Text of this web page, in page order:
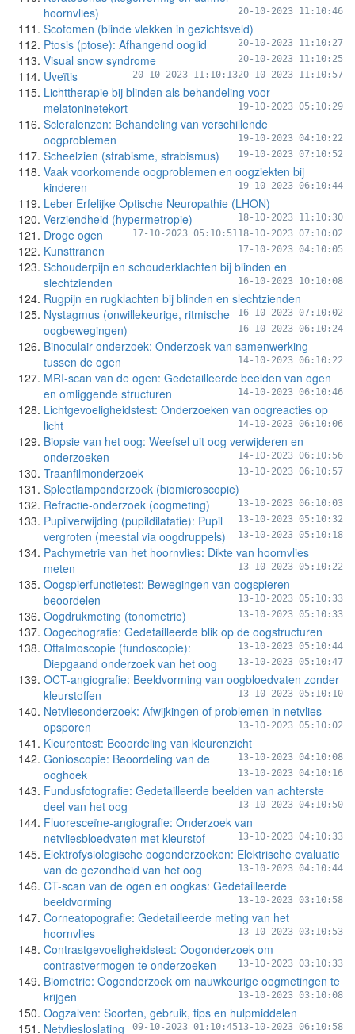
hoornvlies)
20-10-2023 11:10:46
Scotomen (blinde vlekken in gezichtsveld)
20-10-2023 11:10:27
Ptosis (ptose): Afhangend ooglid
20-10-2023 11:10:25
Visual snow syndrome
20-10-2023 11:10:57
Uveïtis 20-10-2023 11:10:13
Lichttherapie bij blinden als behandeling voor
melatoninetekort
19-10-2023 05:10:29
Scleralenzen: Behandeling van verschillende
oogproblemen
19-10-2023 04:10:22
Scheelzien (strabisme, strabismus) 19-10-2023 07:10:52
Vaak voorkomende oogproblemen en oogziekten bij
kinderen
19-10-2023 06:10:44
Leber Erfelijke Optische Neuropathie (LHON)
18-10-2023 11:10:30
Verziendheid (hypermetropie)
18-10-2023 07:10:02
Droge ogen 17-10-2023 05:10:51
Kunsttranen 17-10-2023 04:10:05
Schouderpijn en schouderklachten bij blinden en
slechtzienden
16-10-2023 10:10:08
Rugpijn en rugklachten bij blinden en slechtzienden
16-10-2023 07:10:02
Nystagmus (onwillekeurige, ritmische
oogbewegingen)
16-10-2023 06:10:24
Binoculair onderzoek: Onderzoek van samenwerking
tussen de ogen
14-10-2023 06:10:22
MRI-scan van de ogen: Gedetailleerde beelden van ogen
en omliggende structuren
14-10-2023 06:10:46
Lichtgevoeligheidstest: Onderzoeken van oogreacties op
licht
14-10-2023 06:10:06
Biopsie van het oog: Weefsel uit oog verwijderen en
onderzoeken
14-10-2023 06:10:56
Traanfilmonderzoek 13-10-2023 06:10:57
Spleetlamponderzoek (biomicroscopie)
13-10-2023 06:10:03
Refractie-onderzoek (oogmeting)
13-10-2023 05:10:32
Pupilverwijding (pupildilatatie): Pupil
vergroten (meestal via oogdruppels)
13-10-2023 05:10:18
Pachymetrie van het hoornvlies: Dikte van hoornvlies
meten
13-10-2023 05:10:22
Oogspierfunctietest: Bewegingen van oogspieren
beoordelen
13-10-2023 05:10:33
Oogdrukmeting (tonometrie) 13-10-2023 05:10:33
Oogechografie: Gedetailleerde blik op de oogstructuren
13-10-2023 05:10:44
Oftalmoscopie (fundoscopie):
Diepgaand onderzoek van het oog
13-10-2023 05:10:47
OCT-angiografie: Beeldvorming van oogbloedvaten zonder
kleurstoffen
13-10-2023 05:10:10
Netvliesonderzoek: Afwijkingen of problemen in netvlies
opsporen
13-10-2023 05:10:02
Kleurentest: Beoordeling van kleurenzicht
13-10-2023 04:10:08
Gonioscopie: Beoordeling van de
ooghoek
13-10-2023 04:10:16
Fundusfotografie: Gedetailleerde beelden van achterste
deel van het oog
13-10-2023 04:10:50
Fluoresceïne-angiografie: Onderzoek van
netvliesbloedvaten met kleurstof
13-10-2023 04:10:33
Elektrofysiologische oogonderzoeken: Elektrische evaluatie
van de gezondheid van het oog
13-10-2023 04:10:44
CT-scan van de ogen en oogkas: Gedetailleerde
beeldvorming
13-10-2023 03:10:58
Corneatopografie: Gedetailleerde meting van het
hoornvlies
13-10-2023 03:10:53
Contrastgevoeligheidstest: Oogonderzoek om
contrastvermogen te onderzoeken
13-10-2023 03:10:33
Biometrie: Oogonderzoek om nauwkeurige oogmetingen te
krijgen
13-10-2023 03:10:08
Oogzalven: Soorten, gebruik, tips en hulpmiddelen
13-10-2023 06:10:58
Netvliesloslating 09-10-2023 01:10:45